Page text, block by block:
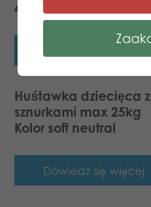
45cm Timber truck
Huśtawka dziecięca
sznurkami max 25kg
Kolor soft neutral
Dowiedz się więcej